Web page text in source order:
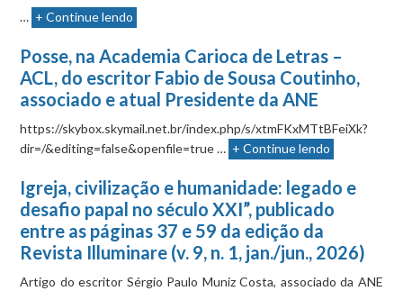
… + Continue lendo
Posse, na Academia Carioca de Letras –
ACL, do escritor Fabio de Sousa Coutinho,
associado e atual Presidente da ANE
https://skybox.skymail.net.br/index.php/s/xtmFKxMTtBFeiXk?
dir=/&editing=false&openfile=true … + Continue lendo
Igreja, civilização e humanidade: legado e
desafio papal no século XXI”, publicado
entre as páginas 37 e 59 da edição da
Revista Illuminare (v. 9, n. 1, jan./jun., 2026)
Artigo do escritor Sérgio Paulo Muniz Costa, associado da ANE